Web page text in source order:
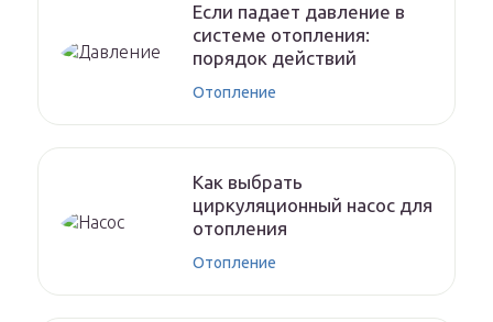
Если падает давление в
системе отопления:
порядок действий
Отопление
Как выбрать
циркуляционный насос для
отопления
Отопление